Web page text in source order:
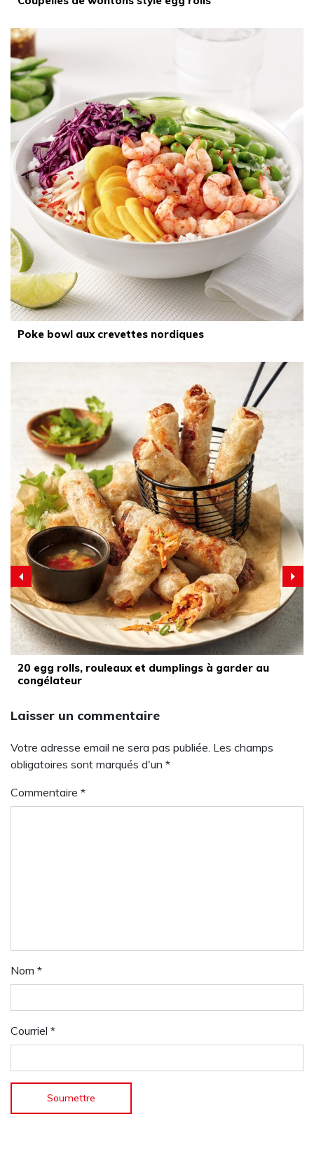
Poke bowl aux crevettes nordiques
20 egg rolls, rouleaux et dumplings à garder au
congélateur
Laisser un commentaire
Votre adresse email ne sera pas publiée. Les champs
obligatoires sont marqués d'un *
Commentaire *
Nom *
Courriel *